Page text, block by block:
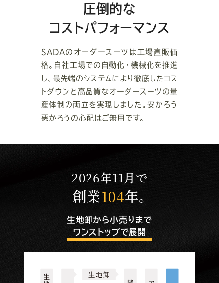
圧倒的な
コストパフォーマンス
SADAのオーダースーツは工場直販価
格。自社工場での自動化・機械化を推進
し、最先端のシステムにより徹底したコス
トダウンと高品質なオーダースーツの量
産体制の両立を実現しました。安かろう
悪かろうの心配はご無用です。
2026年11月で
創業104年。
生地卸から小売りまで
ワンストップで展開